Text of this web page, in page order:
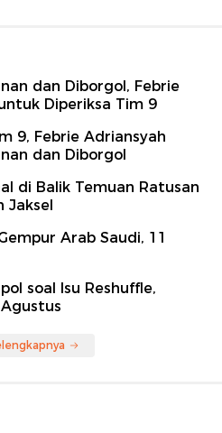
dan Diborgol, Febrie
Diperiksa Tim 9
9, Febrie Adriansyah
dan Diborgol
di Balik Temuan Ratusan
Jaksel
Arab Saudi, 11
soal Isu Reshuffle,